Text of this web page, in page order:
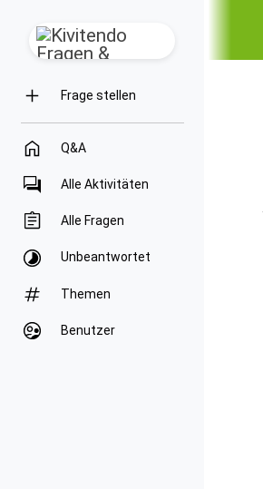
Frage stellen
Q&A
Alle Aktivitäten
Alle Fragen
Unbeantwortet
Themen
Benutzer